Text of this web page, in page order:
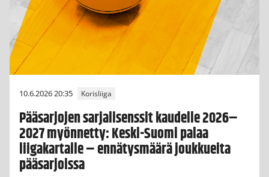
10.6.2026 20:35 Korisliiga
Pääsarjojen sarjalisenssit kaudelle 2026–
2027 myönnetty: Keski-Suomi palaa
liigakartalle – ennätysmäärä joukkueita
pääsarjoissa